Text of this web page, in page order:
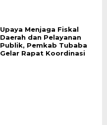
Upaya Menjaga Fiskal
Daerah dan Pelayanan
Publik, Pemkab Tubaba
Gelar Rapat Koordinasi